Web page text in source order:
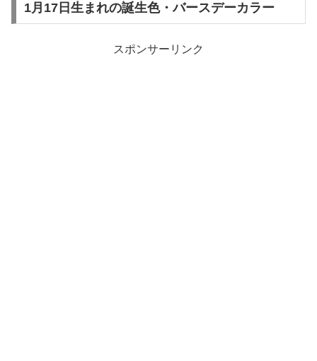
1月17日生まれの誕生色・バースデーカラー
スポンサーリンク